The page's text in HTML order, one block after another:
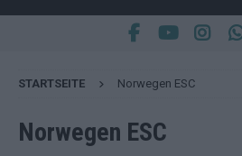
STARTSEITE Norwegen ESC
Norwegen ESC